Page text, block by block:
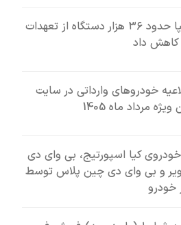
🔴سایپا حدود ۳۶ هزار دستگاه از تعهدات
کاهش داد
خودروهای وارداتی در سایت
مرداد ماه 1405
کیا اسپورتیج، بی وای دی
و بی وای دی چین پلاس توسط
خودرو